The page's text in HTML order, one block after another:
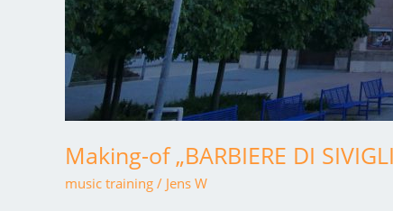
Making-of „BARBIERE DI
music training / Jens W